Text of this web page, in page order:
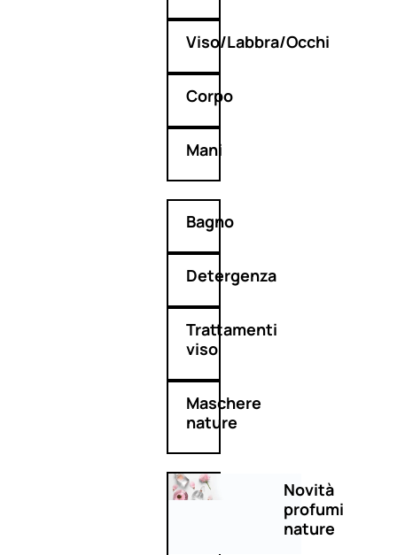
Viso/Labbra/Occhi
Corpo
Mani
Bagno
Detergenza
Trattamenti
viso
Maschere
nature
Novità
profumi
nature